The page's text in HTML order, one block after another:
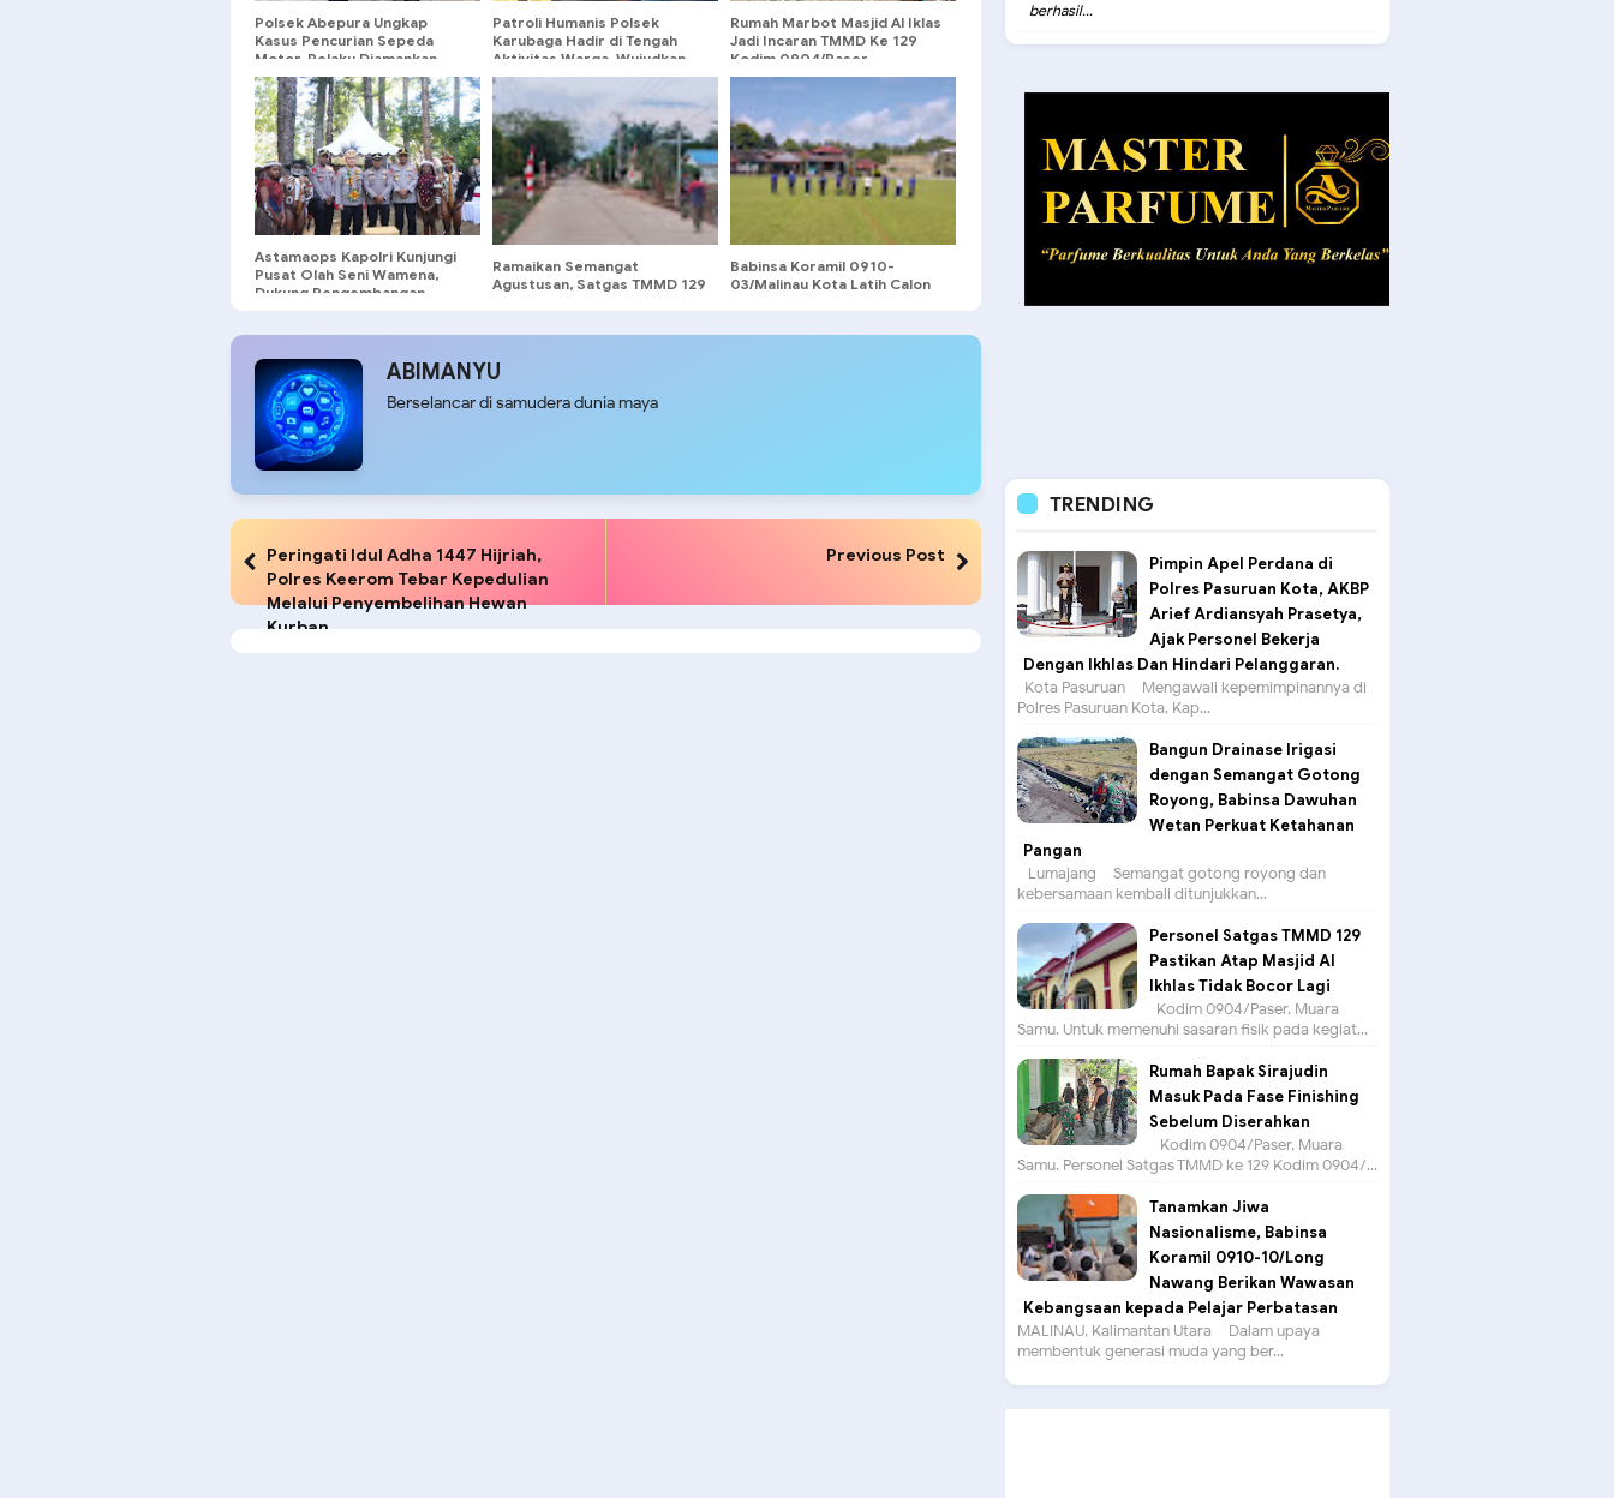
Polsek Abepura Ungkap
Kasus Pencurian Sepeda
Motor, Pelaku Diamankan
Bersama Barang Bukti
Patroli Humanis Polsek
Karubaga Hadir di Tengah
Aktivitas Warga, Wujudkan
Situasi Kamtibmas yang
Aman dan Kondusif
Rumah Marbot Masjid Al Iklas
Jadi Incaran TMMD Ke 129
Kodim 0904/Paser
Astamaops Kapolri Kunjungi
Pusat Olah Seni Wamena,
Dukung Pengembangan
Ramaikan Semangat
Agustusan, Satgas TMMD 129
Babinsa Koramil 0910-
03/Malinau Kota Latih Calon
ABIMANYU
Berselancar di samudera dunia maya
Peringati Idul Adha 1447 Hijriah,
Polres Keerom Tebar Kepedulian
Melalui Penyembelihan Hewan
Kurban
Previous Post
berhasil...
TRENDING
Pimpin Apel Perdana di
Polres Pasuruan Kota, AKBP
Arief Ardiansyah Prasetya,
Ajak Personel Bekerja
Dengan Ikhlas Dan Hindari Pelanggaran.
Kota Pasuruan – Mengawali kepemimpinannya di
Polres Pasuruan Kota, Kap...
Bangun Drainase Irigasi
dengan Semangat Gotong
Royong, Babinsa Dawuhan
Wetan Perkuat Ketahanan
Pangan
Lumajang – Semangat gotong royong dan
kebersamaan kembali ditunjukkan...
Personel Satgas TMMD 129
Pastikan Atap Masjid Al
Ikhlas Tidak Bocor Lagi
Kodim 0904/Paser, Muara
Samu. Untuk memenuhi sasaran fisik pada kegiat...
Rumah Bapak Sirajudin
Masuk Pada Fase Finishing
Sebelum Diserahkan
Kodim 0904/Paser, Muara
Samu. Personel Satgas TMMD ke 129 Kodim 0904/...
Tanamkan Jiwa
Nasionalisme, Babinsa
Koramil 0910-10/Long
Nawang Berikan Wawasan
Kebangsaan kepada Pelajar Perbatasan
MALINAU, Kalimantan Utara – Dalam upaya
membentuk generasi muda yang ber...